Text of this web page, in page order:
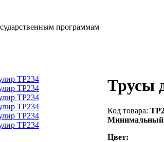
Трусы
Минимальный
Цвет: